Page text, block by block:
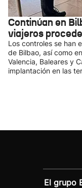
Continúan en
viajeros
Los controles se han
de Bilbao, así como
Valencia, Baleares y
implantación en las
El grupo